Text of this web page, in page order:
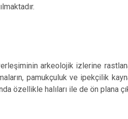
arkeolojik izlerine
pamukçuluk ve ipekçilik
özellikle halıları ile de ön plana